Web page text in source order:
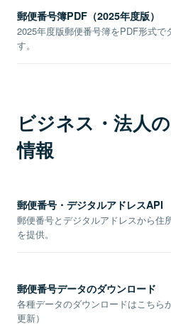
郵便番号簿PDF（2025年度版）
2025年度版郵便番号簿をPDF形式で
す。
ビジネス・法人
情報
郵便番号・デジタルアドレスAPI
郵便番号とデジタルアドレスから住
を提供。
郵便番号データのダウンロード
各種データのダウンロードはこちら
更新）